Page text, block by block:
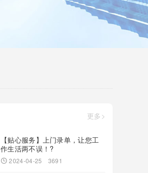
更多>
【贴心服务】上门录单，让您工
作生活两不误！?
2024-04-25 3691